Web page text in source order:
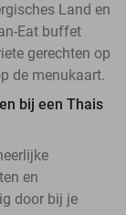
Land en
Eat buffet
gerechten op
de menukaart.
bij een Thais
en
door bij je